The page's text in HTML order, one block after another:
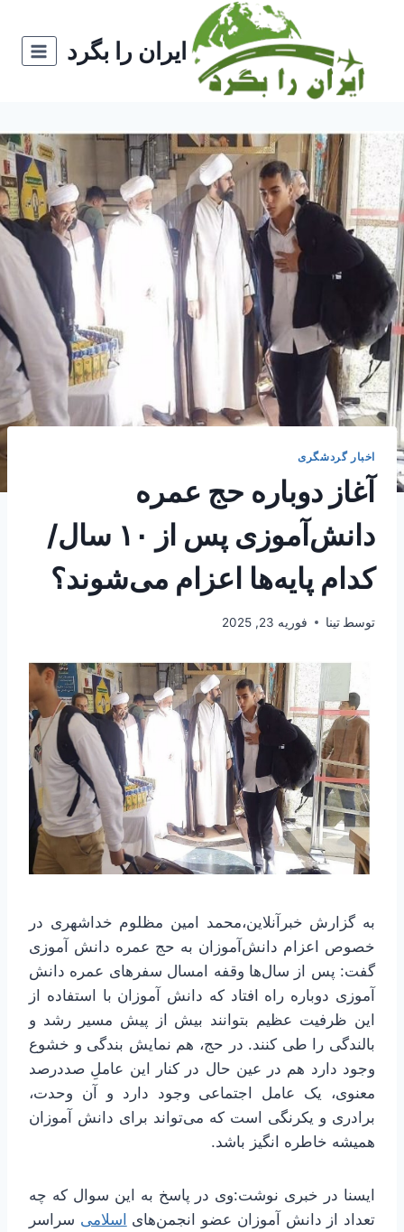
ایران را بگرد
اخبار گردشگری
آغاز دوباره حج عمره
دانش‌آموزی پس از ۱۰ سال‌/
کدام پایه‌ها اعزام می‌شوند؟
توسط تینا فوریه 23, 2025
به گزارش خبرآنلاین،محمد امین مظلوم خداشهری در
خصوص اعزام دانش‌آموزان به حج عمره دانش آموزی
گفت: پس از سال‌ها وقفه امسال سفرهای عمره دانش
آموزی دوباره راه افتاد که دانش آموزان با استفاده از
این ظرفیت عظیم بتوانند بیش از پیش مسیر رشد و
بالندگی را طی کنند. در حج، هم نمایش بندگی و خشوع
وجود دارد هم در عین حال در کنار این عاملِ صددرصد
معنوی، یک عامل اجتماعی وجود دارد و آن وحدت،
برادری و یکرنگی است که می‌تواند برای دانش آموزان
همیشه خاطره انگیز باشد.
ایسنا در خبری نوشت:وی در پاسخ به این سوال که چه
تعداد از دانش آموزان عضو انجمن‌های اسلامی سراسر